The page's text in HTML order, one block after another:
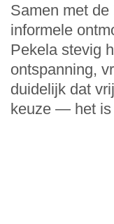
Samen met
informele
Pekela stevig
ontspanning,
duidelijk dat
keuze — het is